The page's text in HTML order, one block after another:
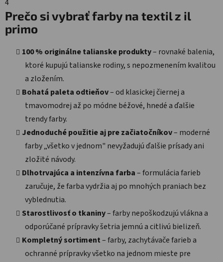
4
Prečo si vybrať farby na textil z il
primo
100 % originálne talianske produkty– rovnaké balenia,
ktoré kupujú talianske rodiny, s nepozmenením kvalitou
a zložením.
Bohatá paleta odtieňov– od klasickej čiernej a
tmavomodrej až po módne béžové, hnedé a ďalšie
trendy farby.
Jednoduché použitie aj pre začiatočníkov– moderné
farby „všetko v jednom" nevyžadujú ďalšie prísady ani
zložité návody.
Dlhotrvajúca a intenzívna farba– formulácia farieb
zaručuje, že farba vydržia aj po mnohých praniach bez
vyblednutia.
Starostlivosť o tkaniny– farby nepoškodzujú vlákna a
odporúčané prípravky šetria jemnú a citlivú bielizeň.
Kompletný sortiment– farby, zachytávače farieb a
ochranné prípravky všetko na jednom mieste pre